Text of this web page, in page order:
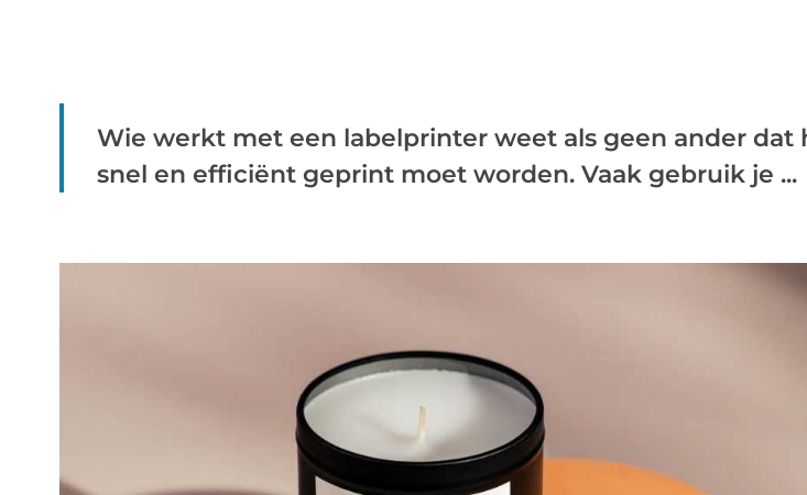
Wie werkt met een labelprinter weet als geen ander dat
snel en efficiënt geprint moet worden. Vaak gebruik je ...